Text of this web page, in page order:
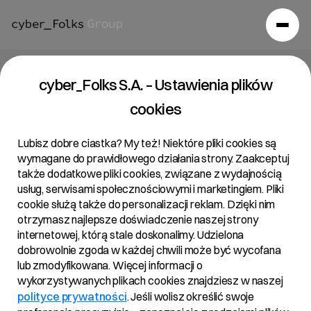
Aktualności/2024/
cyber_Folks S.A. – Ustawienia plików
cookies
Lubisz dobre ciastka? My też! Niektóre pliki cookies są
wymagane do prawidłowego działania strony. Zaakceptuj
także dodatkowe pliki cookies, związane z wydajnością
usług, serwisami społecznościowymi i marketingiem. Pliki
cookie służą także do personalizacji reklam. Dzięki nim
otrzymasz najlepsze doświadczenie naszej strony
internetowej, którą stale doskonalimy. Udzielona
dobrowolnie zgoda w każdej chwili może być wycofana
lub zmodyfikowana. Więcej informacji o
wykorzystywanych plikach cookies znajdziesz w naszej
polityce prywatności. Jeśli wolisz określić swoje